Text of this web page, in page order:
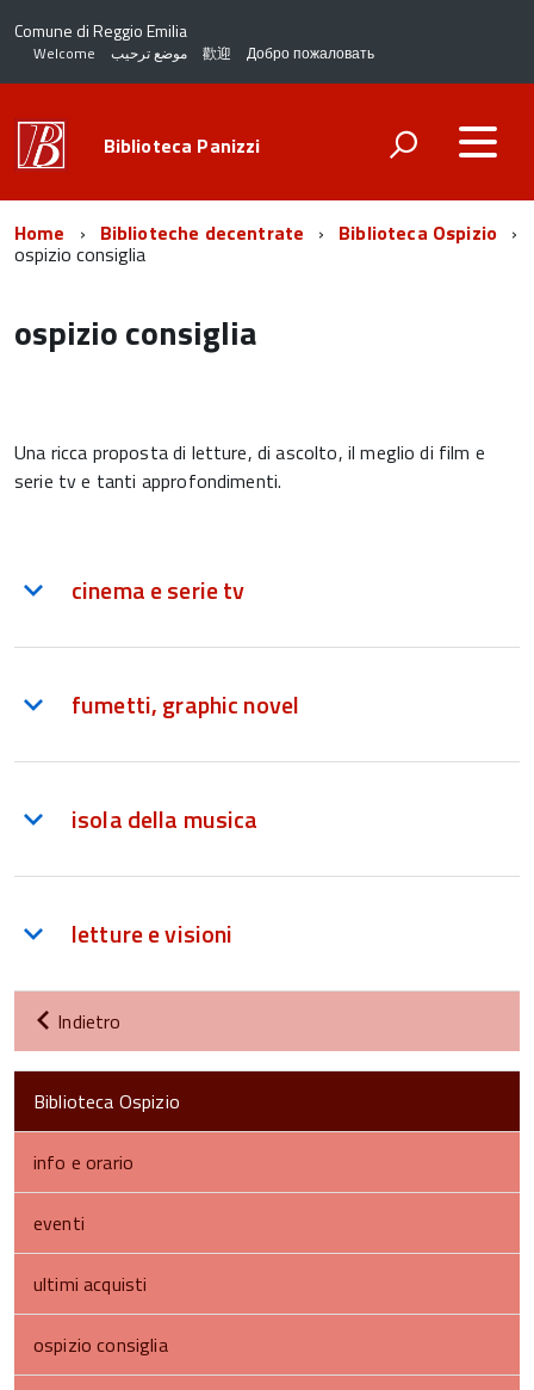
Comune di Reggio Emilia
Welcome موضع ترحيب 歡迎 Добро пожаловать
Biblioteca Panizzi
Home Biblioteche decentrate Biblioteca Ospizio
ospizio consiglia
ospizio consiglia
Una ricca proposta di letture, di ascolto, il meglio di film e
serie tv e tanti approfondimenti.
cinema e serie tv
fumetti, graphic novel
isola della musica
letture e visioni
Indietro
Biblioteca Ospizio
info e orario
eventi
ultimi acquisti
ospizio consiglia